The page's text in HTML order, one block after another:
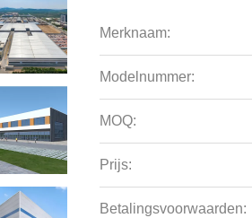
Merknaam:
Modelnummer:
MOQ:
Prijs:
Betalingsvoorwaarden: